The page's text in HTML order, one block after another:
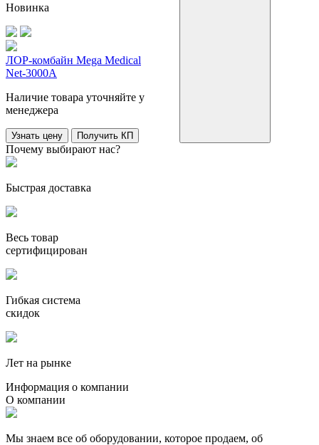
Новинка
ЛОР-комбайн Mega Medical
Net-3000A
Наличие товара уточняйте у
менеджера
Узнать цену Получить КП
Почему выбирают нас?
Быстрая доставка
Весь товар
сертифицирован
Гибкая система
скидок
Лет на рынке
Информация о компании
О компании
Мы знаем все об оборудовании, которое продаем, об